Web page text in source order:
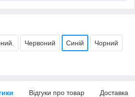
Червоний Синій Чорний
Відгуки про товар Доставка